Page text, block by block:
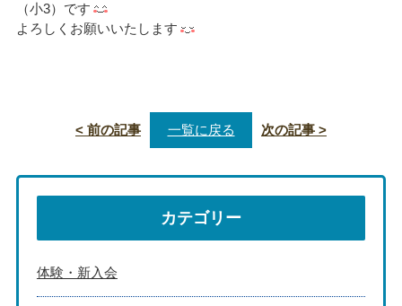
（小3）です
よろしくお願いいたします
< 前の記事 一覧に戻る 次の記事 >
カテゴリー
体験・新入会